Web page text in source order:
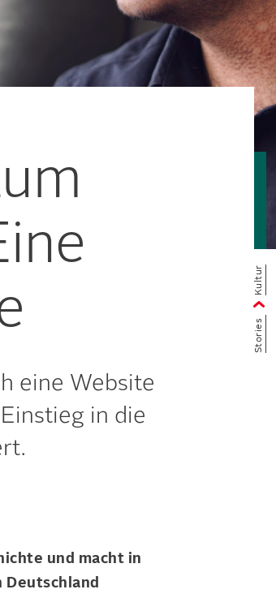
eine Website
in die
und macht in
Stories
Kultur